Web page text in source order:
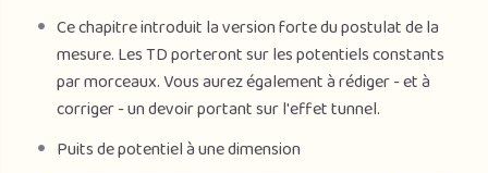
Ce chapitre introduit la version forte du postulat de la
mesure. Les TD porteront sur les potentiels constants
par morceaux. Vous aurez également à rédiger - et à
corriger - un devoir portant sur l'effet tunnel.
Puits de potentiel à une dimension